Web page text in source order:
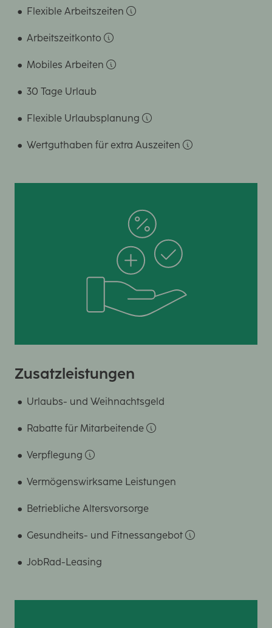
Flexible Arbeitszeiten
Arbeitszeitkonto
Mobiles Arbeiten
30 Tage Urlaub
Flexible Urlaubsplanung
Wertguthaben für extra Auszeiten
Zusatzleistungen
Urlaubs- und Weihnachtsgeld
Rabatte für Mitarbeitende
Verpflegung
Vermögenswirksame Leistungen
Betriebliche Altersvorsorge
Gesundheits- und Fitnessangebot
JobRad-Leasing